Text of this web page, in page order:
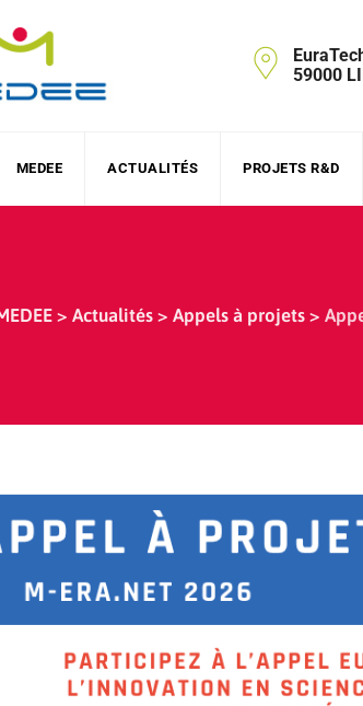
59000
MEDEE ACTUALITÉS PROJETS R&D
> Actualités > Appels à projets >